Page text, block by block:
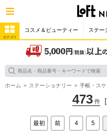
カテゴリ
コスメ＆ビューティー ステー
ホーム ステーショナリー 手帳・ス
473 件
最初 前 4 5